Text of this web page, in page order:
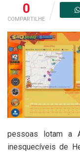
0
COMPARTILHE
pessoas lotam a
inesquecíveis de